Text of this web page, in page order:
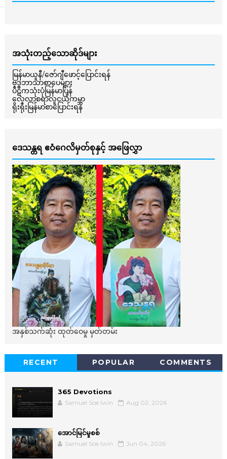
အသုံးတည့်သောဆိုဒ်များ
မြန်မာယူနီ/ဇော်ဂျီဖောင့်ပြောင်းရန်
ဗုဒ္ဓဘာသာစာပေများ
ပိဋကသုံးပုံမြန်မာပြန်
လေ့လာစရာလူငယ်ကမ္ဘာ
ရိုးရိုးမြန်မာစာပြောင်းရန်
ဒေသန္တရ ဧဝံဂေလိမှတ်စုနှင့် အဖြေလွှာ
အနှစ်သက်ဆုံး ထုတ်ဝေမှု မှတ်တမ်း
RECENT POPULAR COMMENTS
365 Devotions
Samuel Soe lwin Aug 02, 2026
အောင်မြင်မှုစစ်
Samuel Soe lwin Jun 04, 2026